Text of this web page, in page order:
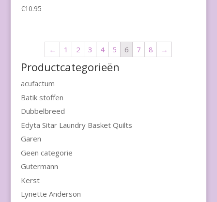
€10.95
← 1 2 3 4 5 6 7 8 →
Productcategorieën
acufactum
Batik stoffen
Dubbelbreed
Edyta Sitar Laundry Basket Quilts
Garen
Geen categorie
Gutermann
Kerst
Lynette Anderson